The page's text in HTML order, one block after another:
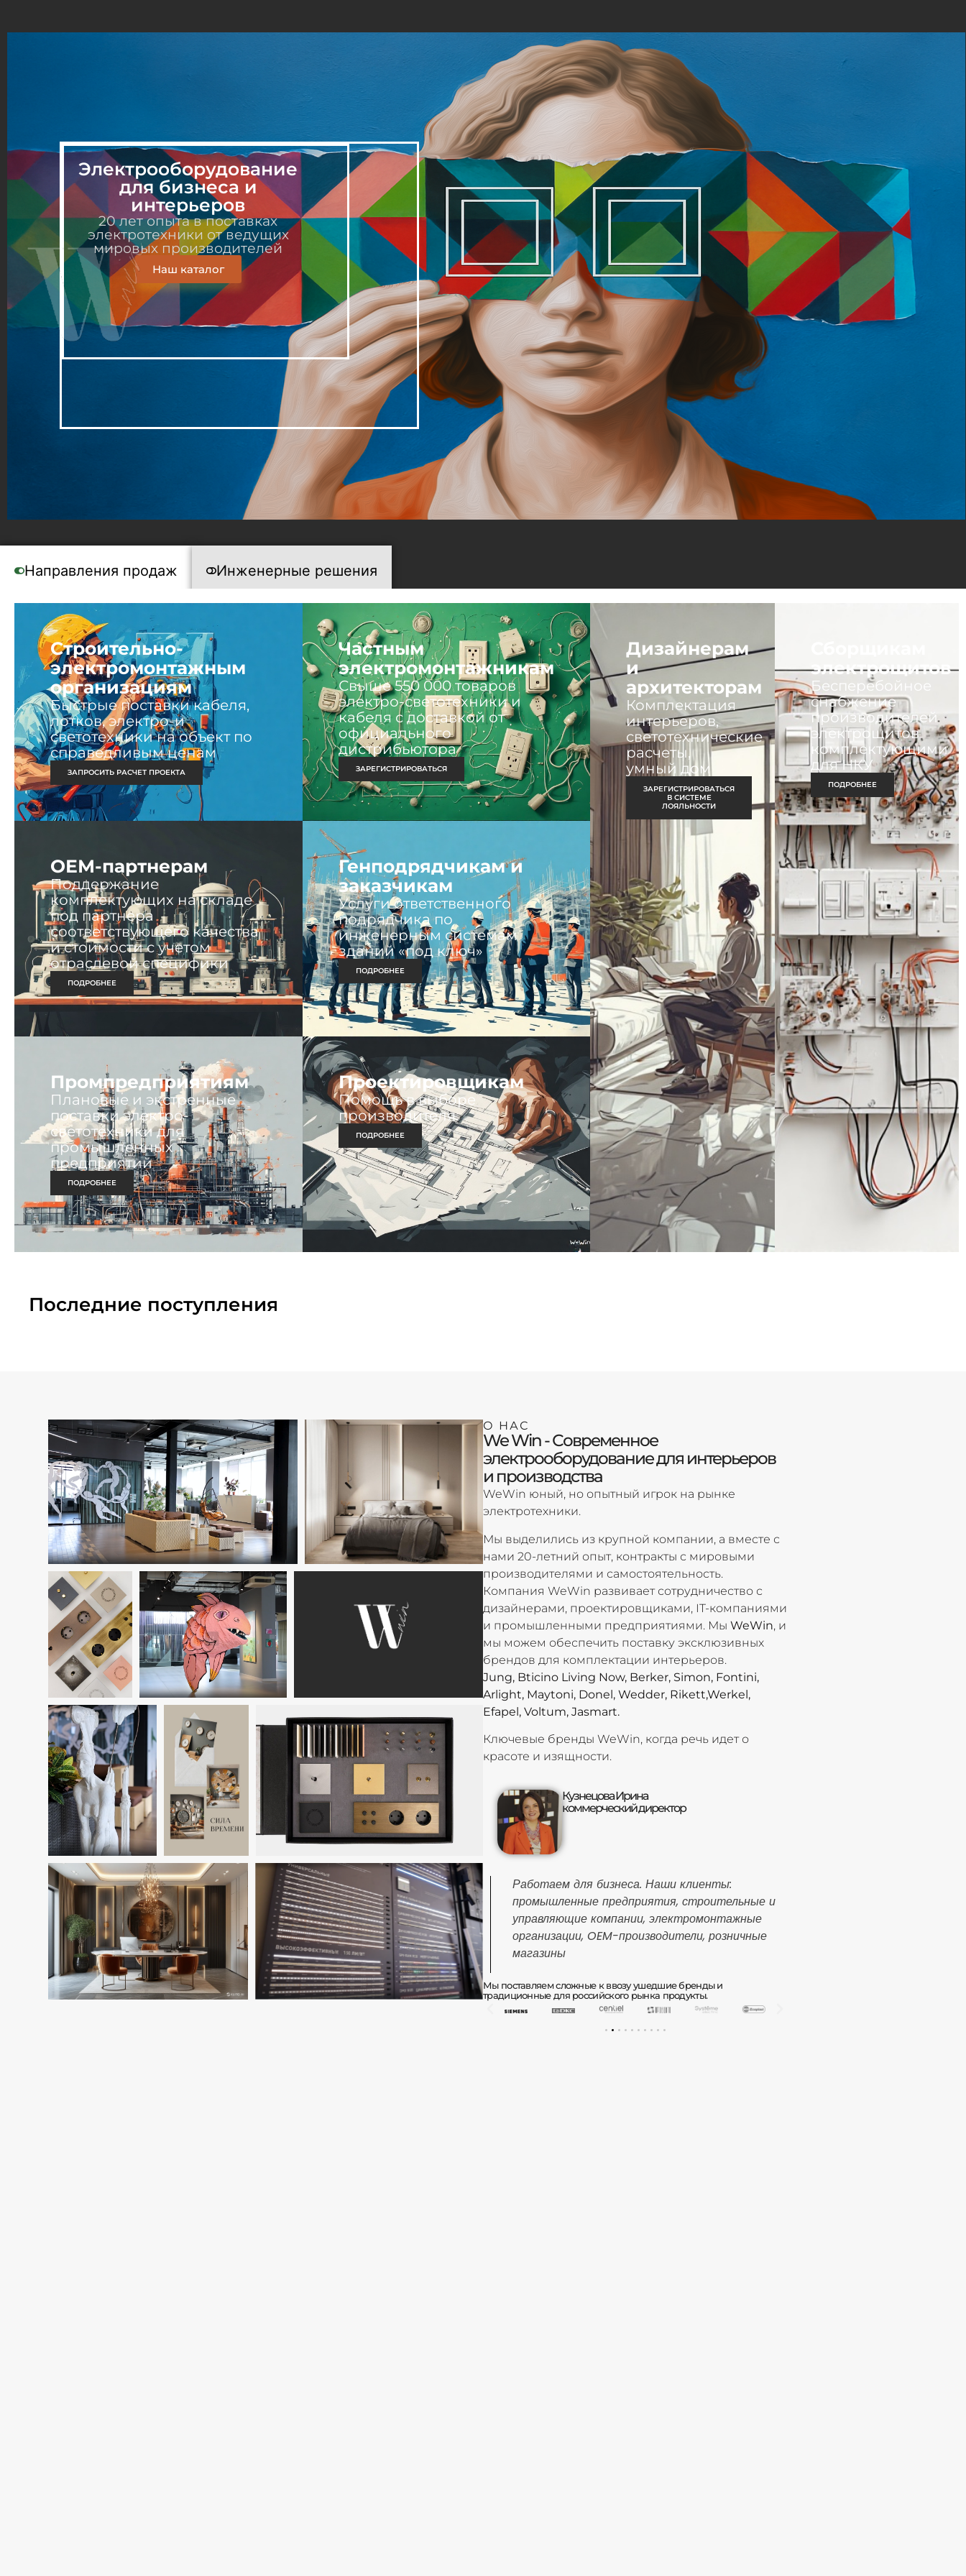
НАПРАВЛЕНИЯ ПРОДАЖ ИНЖЕНЕРНЫЕ РЕШЕНИЯ ИНТЕРНЕТ-МАГАЗИН О КОМПАНИИ МЕРОПРИЯТИЯ КОНТАКТЫ
Электрооборудование
для бизнеса и
интерьеров
20 лет опыта в поставках
электротехники от ведущих
мировых производителей
Наш каталог
Направления продаж Инженерные решения
Строительно-
электромонтажным
организациям
Быстрые поставки кабеля,
лотков, электро-и
светотехники на объект по
справедливым ценам
ЗАПРОСИТЬ РАСЧЕТ ПРОЕКТА
Частным
электромонтажникам
Свыше 550 000 товаров
электро-светотехники и
кабеля с доставкой от
официального
дистрибьютора
ЗАРЕГИСТРИРОВАТЬСЯ
ОЕМ-партнерам
Поддержание
комплектующих на складе
под партнера
соответствующего качества
и стоимости с учетом
отраслевой специфики
ПОДРОБНЕЕ
Генподрядчикам и
заказчикам
Услуги ответственного
подрядчика по
инженерным системам
зданий «под ключ»
ПОДРОБНЕЕ
Промпредприятиям
Плановые и экстренные
поставки электро-
светотехники для
промышленных
предприятий
ПОДРОБНЕЕ
Проектировщикам
Помощь в выборе
производителя.
ПОДРОБНЕЕ
Дизайнерам
и
архитекторам
Комплектация
интерьеров,
светотехнические
расчеты,
умный дом
ЗАРЕГИСТРИРОВАТЬСЯ
В СИСТЕМЕ
ЛОЯЛЬНОСТИ
электрощитов
Бесперебойное
снабжение
производителей
электрощитов
комплектующими
для НКУ
ПОДРОБНЕЕ
Последние поступления
О НАС
We Win - Современное
электрооборудование для интерьеров
и производства
WeWin юный, но опытный игрок на рынке
электротехники.
Мы выделились из крупной компании, а вместе с
нами 20-летний опыт, контракты с мировыми
производителями и самостоятельность.
Компания WeWin развивает сотрудничество с
дизайнерами, проектировщиками, IT-компаниями
и промышленными предприятиями. Мы WeWin, и
мы можем обеспечить поставку эксклюзивных
брендов для комплектации интерьеров.
Jung, Bticino Living Now, Berker, Simon, Fontini,
Arlight, Maytoni, Donel, Wedder, Rikett,Werkel,
Efapel, Voltum, Jasmart.
Ключевые бренды WeWin, когда речь идет о
красоте и изящности.
Кузнецова Ирина
коммерческий директор
Работаем для бизнеса. Наши клиенты:
промышленные предприятия, строительные и
управляющие компании, электромонтажные
организации, OEM-производители, розничные
магазины
Мы поставляем сложные к ввозу ушедшие бренды и
традиционные для российского рынка продукты.